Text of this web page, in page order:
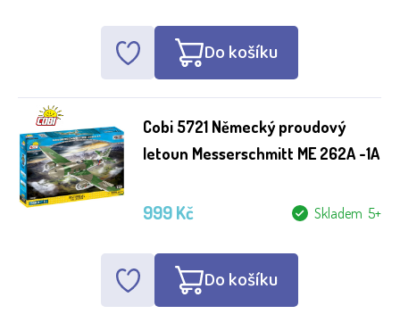
Do košíku
Cobi 5721 Německý proudový
letoun Messerschmitt ME 262A -1A
Skladem 5+
999 Kč
Do košíku